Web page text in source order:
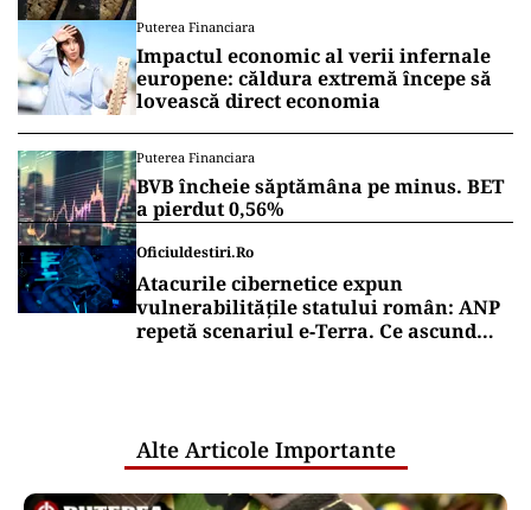
Puterea Financiara
Impactul economic al verii infernale
europene: căldura extremă începe să
lovească direct economia
Puterea Financiara
BVB încheie săptămâna pe minus. BET
a pierdut 0,56%
Oficiuldestiri.ro
Atacurile cibernetice expun
vulnerabilitățile statului român: ANP
repetă scenariul e‑Terra. Ce ascund
Alte Articole Importante